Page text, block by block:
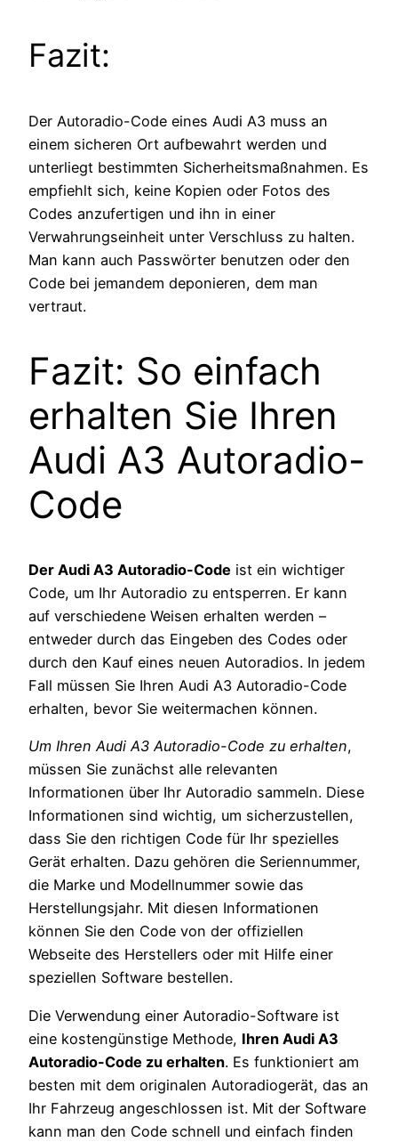
Fazit:
Der Autoradio-Code eines Audi A3 muss an
einem sicheren Ort aufbewahrt werden und
unterliegt bestimmten Sicherheitsmaßnahmen. Es
empfiehlt sich, keine Kopien oder Fotos des
Codes anzufertigen und ihn in einer
Verwahrungseinheit unter Verschluss zu halten.
Man kann auch Passwörter benutzen oder den
Code bei jemandem deponieren, dem man
vertraut.
Fazit: So einfach
erhalten Sie Ihren
Audi A3 Autoradio-
Code
Der Audi A3 Autoradio-Code ist ein wichtiger
Code, um Ihr Autoradio zu entsperren. Er kann
auf verschiedene Weisen erhalten werden –
entweder durch das Eingeben des Codes oder
durch den Kauf eines neuen Autoradios. In jedem
Fall müssen Sie Ihren Audi A3 Autoradio-Code
erhalten, bevor Sie weitermachen können.
Um Ihren Audi A3 Autoradio-Code zu erhalten,
müssen Sie zunächst alle relevanten
Informationen über Ihr Autoradio sammeln. Diese
Informationen sind wichtig, um sicherzustellen,
dass Sie den richtigen Code für Ihr spezielles
Gerät erhalten. Dazu gehören die Seriennummer,
die Marke und Modellnummer sowie das
Herstellungsjahr. Mit diesen Informationen
können Sie den Code von der offiziellen
Webseite des Herstellers oder mit Hilfe einer
speziellen Software bestellen.
Die Verwendung einer Autoradio-Software ist
eine kostengünstige Methode, Ihren Audi A3
Autoradio-Code zu erhalten. Es funktioniert am
besten mit dem originalen Autoradiogerät, das an
Ihr Fahrzeug angeschlossen ist. Mit der Software
kann man den Code schnell und einfach finden